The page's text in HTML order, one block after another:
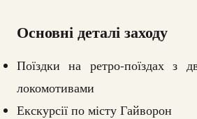
Основні деталі заходу
Поїздки на ретро-поїздах з
локомотивами
Екскурсії по місту Гайворон